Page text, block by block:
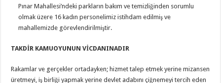
Pınar Mahallesi’ndeki parkların bakım ve temizliğinden sorumlu
olmak üzere 16 kadın personelimiz istihdam edilmiş ve
mahallemizde görevlendirilmiştir.
TAKDİR KAMUOYUNUN VİCDANINADIR
Rakamlar ve gerçekler ortadayken; hizmet talep etmek yerine mizansen
üretmeyi, iş birliği yapmak yerine devlet adabını çiğnemeyi tercih eden